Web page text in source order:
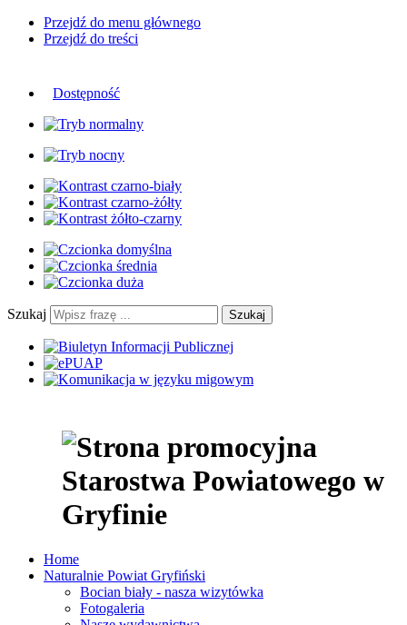
Przejdź do menu głównego
Przejdź do treści
Dostępność
Szukaj Szukaj
Home
Naturalnie Powiat Gryfiński
Bocian biały - nasza wizytówka
Fotogaleria